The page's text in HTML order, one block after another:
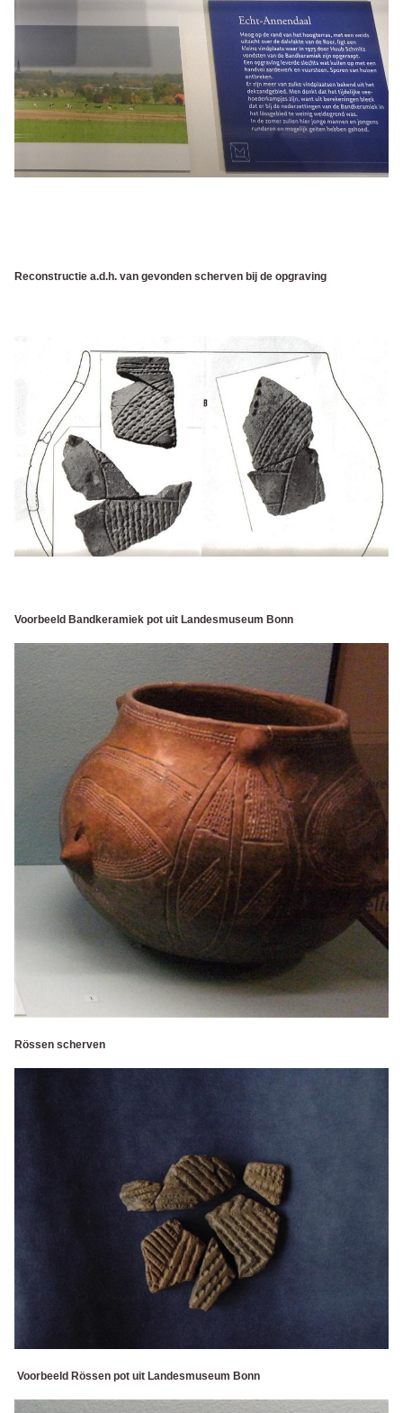
Reconstructie a.d.h. van gevonden scherven bij de opgraving
Voorbeeld Bandkeramiek pot uit Landesmuseum Bonn
Rössen scherven
Voorbeeld Rössen pot uit Landesmuseum Bonn